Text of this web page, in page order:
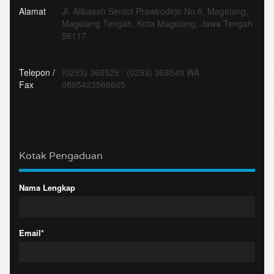
Alamat
Jl. Alibasah Sentot Prawirodirjo No.6, Magelang,
Magelang Tengah, Kota Magelang, Jawa Tengah
56117
Telepon /
Fax
(0293) 368529 / (0293) 368540 WA
0895423566665
Kotak Pengaduan
Nama Lengkap
Email*